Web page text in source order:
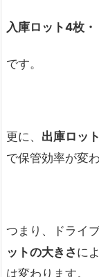
入庫ロット4枚
です。
更に、 出庫ロット
で保管効率が変
つまり、ドライ
ットの大きさ に
は変わります。